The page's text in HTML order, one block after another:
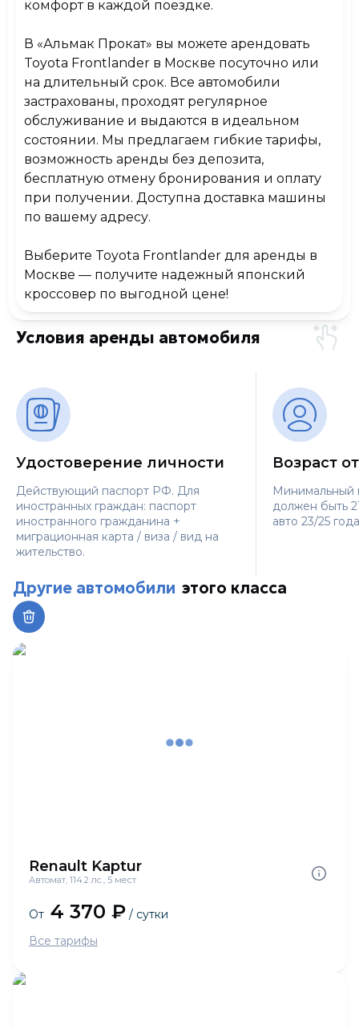
комфорт в каждой поездке.
В «Альмак Прокат» вы можете арендовать
Toyota Frontlander в Москве посуточно или
на длительный срок. Все автомобили
застрахованы, проходят регулярное
обслуживание и выдаются в идеальном
состоянии. Мы предлагаем гибкие тарифы,
возможность аренды без депозита,
бесплатную отмену бронирования и оплату
при получении. Доступна доставка машины
по вашему адресу.
Выберите Toyota Frontlander для аренды в
Москве — получите надежный японский
кроссовер по выгодной цене!
Условия аренды автомобиля
Удостоверение личности
Действующий паспорт РФ. Для
иностранных граждан: паспорт
иностранного гражданина +
миграционная карта / виза / вид на
жительство.
Возраст
Минимальный
должен быть
авто 23/25
Другие автомобили этого класса
Renault Kaptur
Автомат, 114.2 лс., 5 мест
От 4 370 ₽ / сутки
Все тарифы